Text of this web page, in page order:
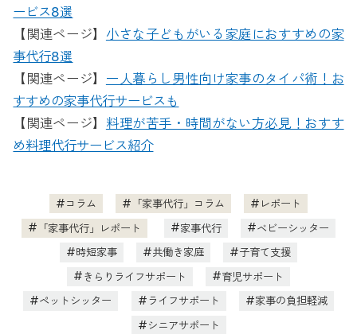
ービス8選
【関連ページ】 小さな子どもがいる家庭におすすめの家
事代行8選
【関連ページ】 一人暮らし男性向け家事のタイパ術！お
すすめの家事代行サービスも
【関連ページ】 料理が苦手・時間がない方必見！おすす
め料理代行サービス紹介
コラム 「家事代行」コラム
レポート
「家事代行」レポート
家事代行
ベビーシッター
時短家事
共働き家庭
子育て支援
きらりライフサポート
育児サポート
ペットシッター
ライフサポート
家事の負担軽減
シニアサポート